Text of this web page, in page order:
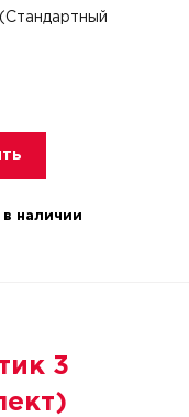
в наличии
3